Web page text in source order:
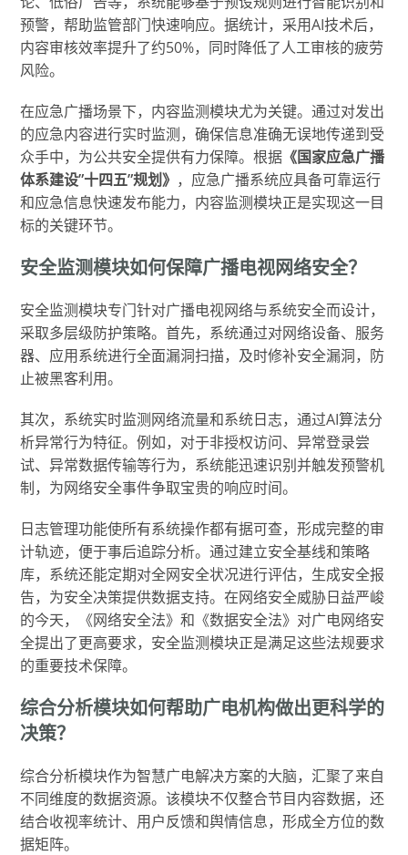
预警，帮助监管部门快速响应。据统计，采用AI技术后，
内容审核效率提升了约50%，同时降低了人工审核的疲劳
风险。
在应急广播场景下，内容监测模块尤为关键。通过对发出
的应急内容进行实时监测，确保信息准确无误地传递到受
众手中，为公共安全提供有力保障。根据 《国家应急广播
体系建设”十四五”规划》 ，应急广播系统应具备可靠运行
和应急信息快速发布能力，内容监测模块正是实现这一目
标的关键环节。
安全监测模块如何保障广播电视网络安全？
安全监测模块专门针对广播电视网络与系统安全而设计，
采取多层级防护策略。首先，系统通过对网络设备、服务
器、应用系统进行全面漏洞扫描，及时修补安全漏洞，防
止被黑客利用。
其次，系统实时监测网络流量和系统日志，通过AI算法分
析异常行为特征。例如，对于非授权访问、异常登录尝
试、异常数据传输等行为，系统能迅速识别并触发预警机
制，为网络安全事件争取宝贵的响应时间。
日志管理功能使所有系统操作都有据可查，形成完整的审
计轨迹，便于事后追踪分析。通过建立安全基线和策略
库，系统还能定期对全网安全状况进行评估，生成安全报
告，为安全决策提供数据支持。在网络安全威胁日益严峻
的今天，《网络安全法》和《数据安全法》对广电网络安
全提出了更高要求，安全监测模块正是满足这些法规要求
的重要技术保障。
综合分析模块如何帮助广电机构做出更科学的
决策？
综合分析模块作为智慧广电解决方案的大脑，汇聚了来自
不同维度的数据资源。该模块不仅整合节目内容数据，还
结合收视率统计、用户反馈和舆情信息，形成全方位的数
据矩阵。